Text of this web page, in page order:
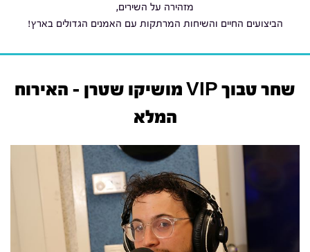
מזהירה על השירים,
הביצועים החיים והשיחות המרתקות עם האמנים הגדולים בארץ!
שחר טבוך VIP מושיקו שטרן - האירוח
המלא